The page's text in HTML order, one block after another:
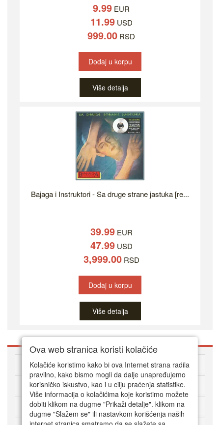
9.99 EUR
11.99USD
999.00 RSD
Dodaj u korpu
Više detalja
Bajaga i Instruktori - Sa druge strane jastuka [re...
39.99EUR
47.99USD
3,999.00RSD
Dodaj u korpu
Više detalja
O DVD Zoni
Kako kupovati online
Korisnički servis
Ova web stranica koristi kolačiće
Kolačiće koristimo kako bi ova Internet strana radila
pravilno, kako bismo mogli da dalje unapređujemo
korisničko iskustvo, kao i u cilju praćenja statistike.
Više informacija o kolačićima koje koristimo možete
dobiti klikom na dugme "Prikaži detalje". klikom na
dugme "Slažem se" ili nastavkom korišćenja naših